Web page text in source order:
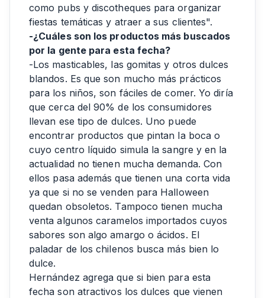
como pubs y discotheques para organizar
fiestas temáticas y atraer a sus clientes".
-¿Cuáles son los productos más buscados
por la gente para esta fecha?
-Los masticables, las gomitas y otros dulces
blandos. Es que son mucho más prácticos
para los niños, son fáciles de comer. Yo diría
que cerca del 90% de los consumidores
llevan ese tipo de dulces. Uno puede
encontrar productos que pintan la boca o
cuyo centro líquido simula la sangre y en la
actualidad no tienen mucha demanda. Con
ellos pasa además que tienen una corta vida
ya que si no se venden para Halloween
quedan obsoletos. Tampoco tienen mucha
venta algunos caramelos importados cuyos
sabores son algo amargo o ácidos. El
paladar de los chilenos busca más bien lo
dulce.
Hernández agrega que si bien para esta
fecha son atractivos los dulces que vienen